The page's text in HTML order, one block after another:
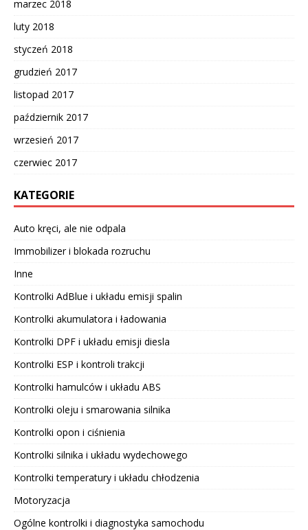
marzec 2018
luty 2018
styczeń 2018
grudzień 2017
listopad 2017
październik 2017
wrzesień 2017
czerwiec 2017
KATEGORIE
Auto kręci, ale nie odpala
Immobilizer i blokada rozruchu
Inne
Kontrolki AdBlue i układu emisji spalin
Kontrolki akumulatora i ładowania
Kontrolki DPF i układu emisji diesla
Kontrolki ESP i kontroli trakcji
Kontrolki hamulców i układu ABS
Kontrolki oleju i smarowania silnika
Kontrolki opon i ciśnienia
Kontrolki silnika i układu wydechowego
Kontrolki temperatury i układu chłodzenia
Motoryzacja
Ogólne kontrolki i diagnostyka samochodu